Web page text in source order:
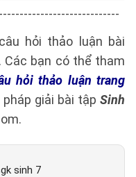
hỏi thảo luận bài
Các bạn có thể tham
hỏi thảo luận trang
giải bài tập Sinh
sinh 7